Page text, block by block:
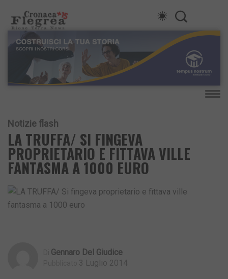
Notizie flash
LA TRUFFA/ SI FINGEVA
PROPRIETARIO E FITTAVA VILLE
FANTASMA A 1000 EURO
Gennaro Del Giudice
3 Luglio 2014